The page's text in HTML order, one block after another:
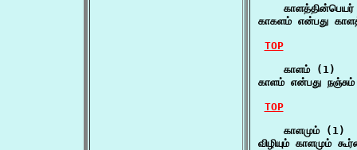
காளத்தின்பெயர்
காகளம் என்பது
TOP
    காளம் (1)
காளம் என்பது
TOP
    காளமும் (1)
விழியும் காளமும்